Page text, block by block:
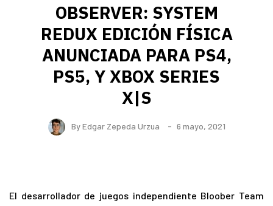
OBSERVER: SYSTEM
REDUX EDICIÓN FÍSICA
ANUNCIADA PARA PS4,
PS5, Y XBOX SERIES
X|S
ByEdgar Zepeda Urzua 6 mayo, 2021
El desarrollador de juegos independiente Bloober Team